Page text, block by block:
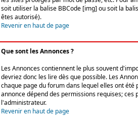
soit utiliser la balise BBCode [img] ou soit la
êtes autorisé).
Revenir en haut de page
Que sont les Annonces ?
Les Annonces contiennent le plus souvent
devriez donc les lire dès que possible. Les
chaque page du forum dans lequel elles ont été
annonce dépend des permissions requises;
l'administrateur.
Revenir en haut de page